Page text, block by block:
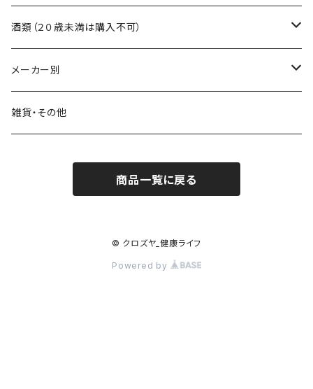
食物繊維
吸い玉用部品
浄水器本体
浄水器交換フィルター
浄水器部品
酒類（２０歳未満は購入不可）
ワイン
日本酒
メーカー別
霧島黒酢
雑貨・その他
商品一覧に戻る
© クロズヤ_健康ライフ
Powered by